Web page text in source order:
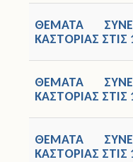
ΘΕΜΑΤΑ
ΚΑΣΤΟΡΙΑΣ ΣΤΙΣ
ΘΕΜΑΤΑ
ΚΑΣΤΟΡΙΑΣ ΣΤΙΣ
ΘΕΜΑΤΑ
ΚΑΣΤΟΡΙΑΣ ΣΤΙΣ